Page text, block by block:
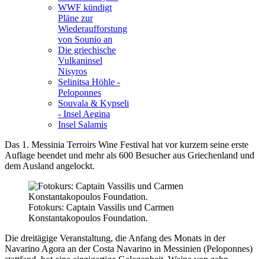
WWF kündigt
Pläne zur
Wiederaufforstung
von Sounio an
Die griechische
Vulkaninsel
Nisyros
Selinitsa Höhle -
Peloponnes
Souvala & Kypseli
- Insel Aegina
Insel Salamis
Das 1. Messinia Terroirs Wine Festival hat vor kurzem seine erste
Auflage beendet und mehr als 600 Besucher aus Griechenland und
dem Ausland angelockt.
Fotokurs: Captain Vassilis und Carmen
Konstantakopoulos Foundation.
Die dreitägige Veranstaltung, die Anfang des Monats in der
Navarino Agora an der Costa Navarino in Messinien (Peloponnes)